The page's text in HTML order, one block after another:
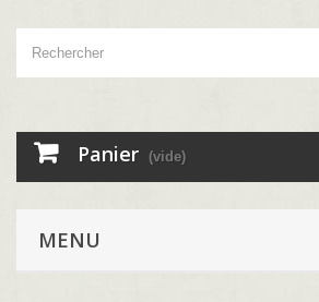
Panier (vide)
MENU